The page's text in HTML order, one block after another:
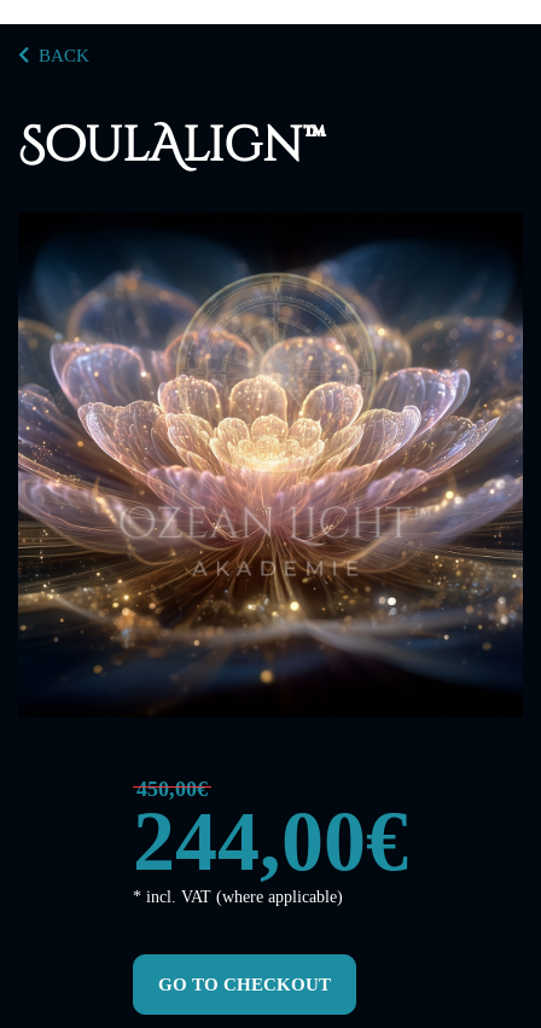
BACK
SoulAlign™
450,00€
244,00€
* incl. VAT (where applicable)
GO TO CHECKOUT